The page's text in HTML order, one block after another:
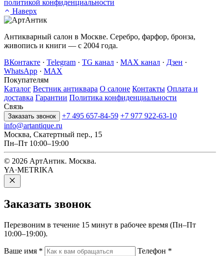
политикой конфиденциальности
Наверх
Антикварный салон в Москве. Серебро, фарфор, бронза,
живопись и книги — с 2004 года.
ВКонтакте · Telegram · TG канал · MAX канал · Дзен ·
WhatsApp · MAX
Покупателям
Каталог Вестник антиквара О салоне Контакты Оплата и
доставка Гарантии Политика конфиденциальности
Связь
Заказать звонок +7 495 657-84-59 +7 977 922-63-10
info@artantique.ru
Москва, Скатертный пер., 15
Пн–Пт 10:00–19:00
© 2026 АртАнтик. Москва.
YA·METRIKA
Заказать звонок
Перезвоним в течение 15 минут в рабочее время (Пн–Пт
10:00–19:00).
Ваше имя * Телефон *